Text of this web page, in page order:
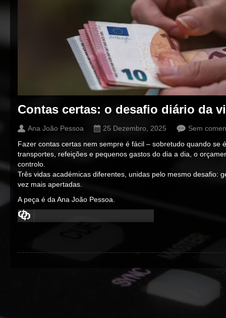
Contas certas: o desafio diário da
Ana João Pessoa 25 Dezembro, 2025
Sem
Fazer contas certas nem sempre é fácil – sobretudo quando se
transportes, refeições e pequenos gastos do dia a dia, o
controlo.
Três vidas académicas diferentes, unidas pelo mesmo desafio:
vez mais apertadas.
A peça é da Ana João Pessoa.
00:00/ 00:00